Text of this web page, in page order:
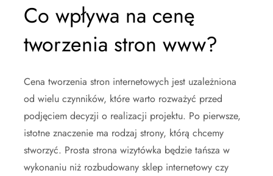
Co wpływa na cenę
tworzenia stron www?
Cena tworzenia stron internetowych jest uzależniona
od wielu czynników, które warto rozważyć przed
podjęciem decyzji o realizacji projektu. Po pierwsze,
istotne znaczenie ma rodzaj strony, którą chcemy
stworzyć. Prosta strona wizytówka będzie tańsza w
wykonaniu niż rozbudowany sklep internetowy czy